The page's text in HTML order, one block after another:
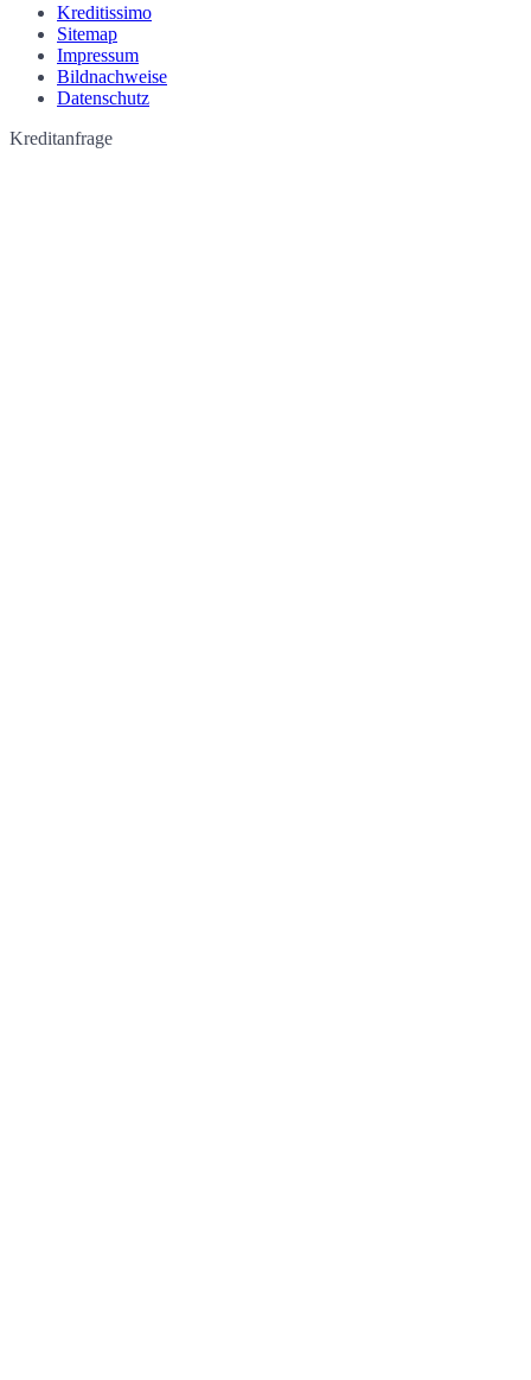
Kreditissimo
Sitemap
Impressum
Bildnachweise
Datenschutz
Kreditanfrage